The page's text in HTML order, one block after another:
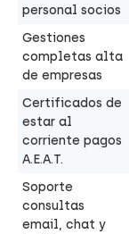
personal socios
Gestiones
completas alta
de empresas
Certificados de
estar al
corriente pagos
A.E.A.T.
Soporte
consultas
email, chat y